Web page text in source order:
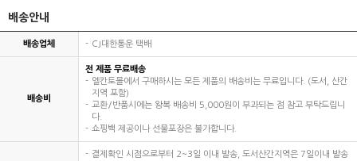
배송안내
배송업체 CJ대한통운 택배
배송비
전 제품 무료배송
엘칸토몰에서 구매하시는 모든 제품의 배송비는 무료입니다. (도서, 산간
지역 포함)
교환/반품시에는 왕복 배송비 5,000원이 부과되는 점 참고 부탁드립니
다.
쇼핑백 제공이나 선물포장은 불가합니다.
결제확인 시점으로부터 2~3일 이내 발송, 도서산간지역은 7일이내 발송